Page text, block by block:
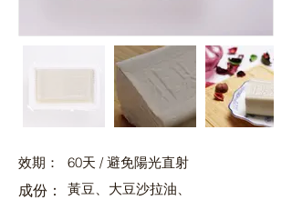
效期： 60天 / 避免陽光直射
成份： 黃豆、大豆沙拉油、